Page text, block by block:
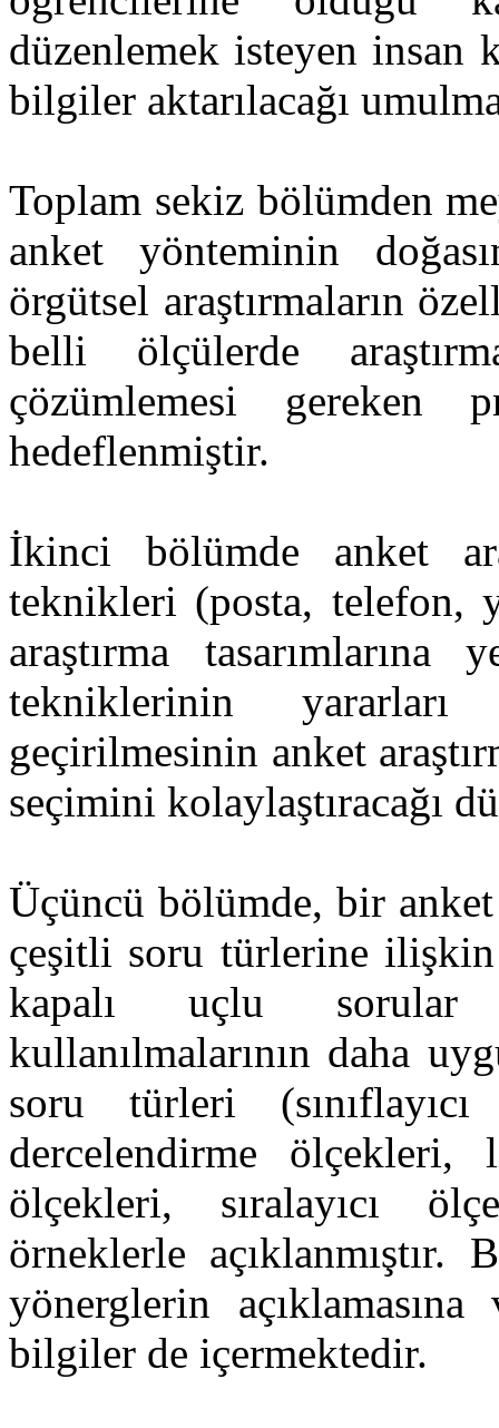
düzenlemek isteyen insan
bilgiler aktarılacağı
Toplam sekiz bölümden
anket yönteminin
örgütsel araştırmaların
belli ölçülerde
çözümlemesi gereken
hedeflenmiştir.
İkinci bölümde anket
teknikleri (posta, telefon,
araştırma
tekniklerinin yararları
geçirilmesinin anket
seçimini kolaylaştıracağı
Üçüncü bölümde, bir
çeşitli soru türlerine ilişkin
kapalı uçlu sorular
kullanılmalarının daha
soru türleri
dercelendirme
ölçekleri, sıralayıcı
örneklerle
yönerglerin
bilgiler de içermektedir.